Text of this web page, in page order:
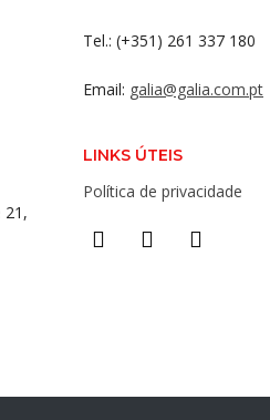
21,
Tel.: (+351) 261 337 180
Email: galia@galia.com.pt
LINKS ÚTEIS
Política de privacidade